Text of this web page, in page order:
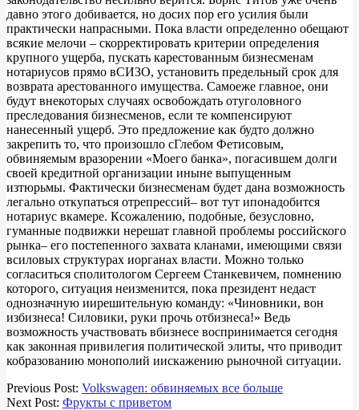
давно этого добивается, но досих пор его усилия были
практически напрасными. Пока власти определенно обещают
всякие мелочи – скорректировать критерии определения
крупного ущерба, пускать карестованным бизнесменам
нотариусов прямо вСИЗО, установить предельный срок для
возврата арестованного имущества. Самоеже главное, они
будут внекоторых случаях освобождать отуголовного
преследования бизнесменов, если те компенсируют
нанесенный ущерб. Это предложение как будто должно
закрепить то, что произошло сГлебом Фетисовым,
обвиняемым вразорении «Моего банка», погасившем долги
своей кредитной организации иныне выпущенным
изтюрьмы. Фактически бизнесменам будет дана возможность
легально откупаться отрепрессий– вот тут ипонадобится
нотариус вкамере. Ксожалению, подобные, безусловно,
гуманные подвижки нерешат главной проблемы российского
рынка– его постепенного захвата кланами, имеющими связи
всиловых структурах иорганах власти. Можно только
согласиться сполитологом Сергеем Станкевичем, помнению
которого, ситуация неизменится, пока президент недаст
однозначную иирешительную команду: «Чиновники, вон
избизнеса! Силовики, руки прочь отбизнеса!» Ведь
возможность участвовать вбизнесе воспринимается сегодня
как законная привилегия политической элиты, что приводит
кобразованию монополий иискажению рыночной ситуации.
2018-
03-
Previous Post: Volkswagen: обвиняемых все больше
Next Post: Фрукты с приветом